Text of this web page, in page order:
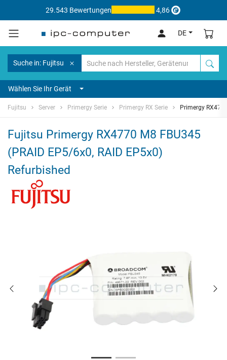
29.543 Bewertungen 4,86
DE
Suche in: Fujitsu
Wählen Sie Ihr Gerät
Fujitsu Server Primergy Serie Primergy RX Serie Primergy
Fujitsu Primergy RX4770 M8 FBU345
(PRAID EP5/6x0, RAID EP5x0)
Refurbished